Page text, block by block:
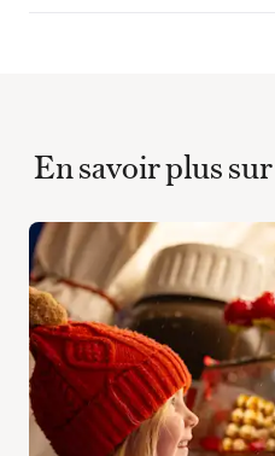
En savoir plus